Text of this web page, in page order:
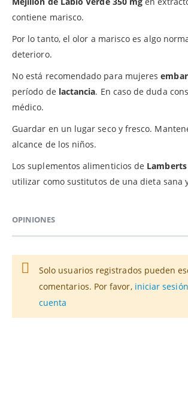
contiene marisco.
Por lo tanto, el olor a marisco es algo
deterioro.
No está recomendado para mujeres
período de lactancia. En caso de duda
médico.
Guardar en un lugar seco y fresco.
alcance de los niños.
Los suplementos alimenticios de Lamberts
utilizar como sustitutos de una dieta sana
OPINIONES
Solo usuarios registrados pueden
comentarios. Por favor, iniciar sesión
cuenta